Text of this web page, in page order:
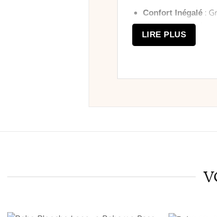
Confort Inégalé:
absolu tout au long
: La
Témoignages
et le romantisme
LIRE PLUS